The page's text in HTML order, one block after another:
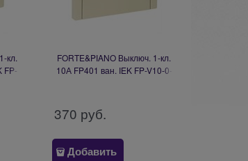
кл.
FP-
FORTE&PIANO Выключ. 1-кл.
10А FP401 ван. IEK FP-V10-0-
370 руб.
Добавить